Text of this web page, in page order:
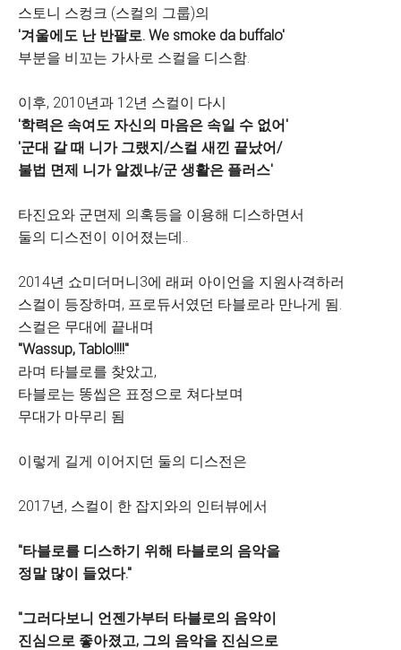
스토니 스컹크 (스컬의 그룹)의
'겨울에도 난 반팔로. We smoke da buffalo'
부분을 비꼬는 가사로 스컬을 디스함.
이후, 2010년과 12년 스컬이 다시
'학력은 속여도 자신의 마음은 속일 수 없어'
'군대 갈 때 니가 그랬지/스컬 새낀 끝났어/
불법 면제 니가 알겠냐/군 생활은 플러스'
타진요와 군면제 의혹등을 이용해 디스하면서
둘의 디스전이 이어졌는데..
2014년 쇼미더머니3에 래퍼 아이언을 지원사격하러
스컬이 등장하며, 프로듀서였던 타블로라 만나게 됨.
스컬은 무대에 끝내며
"Wassup, Tablo!!!!"
라며 타블로를 찾았고,
타블로는 똥씹은 표정으로 쳐다보며
무대가 마무리 됨
이렇게 길게 이어지던 둘의 디스전은
2017년, 스컬이 한 잡지와의 인터뷰에서
"타블로를 디스하기 위해 타블로의 음악을
정말 많이 들었다."
"그러다보니 언젠가부터 타블로의 음악이
진심으로 좋아졌고, 그의 음악을 진심으로